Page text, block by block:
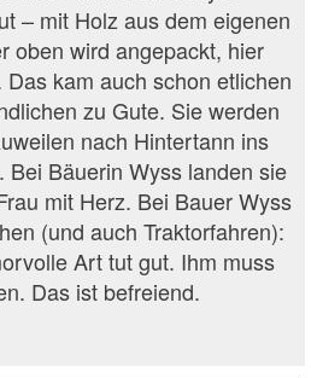
– mit Holz aus dem eigenen
oben wird angepackt, hier
kam auch schon etlichen
zu Gute. Sie werden
nach Hintertann ins
Bei Bäuerin Wyss landen sie
mit Herz. Bei Bauer Wyss
(und auch Traktorfahren):
Art tut gut. Ihm muss
Das ist befreiend.